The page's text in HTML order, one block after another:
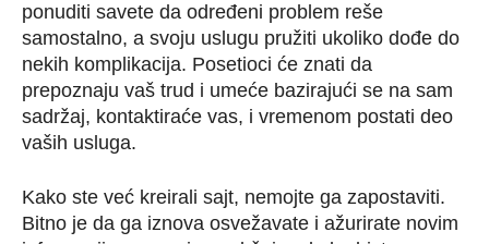
ponuditi savete da određeni problem reše
samostalno, a svoju uslugu pružiti ukoliko dođe do
nekih komplikacija. Posetioci će znati da
prepoznaju vaš trud i umeće bazirajući se na sam
sadržaj, kontaktiraće vas, i vremenom postati deo
vaših usluga.
Kako ste već kreirali sajt, nemojte ga zapostaviti.
Bitno je da ga iznova osvežavate i ažurirate novim